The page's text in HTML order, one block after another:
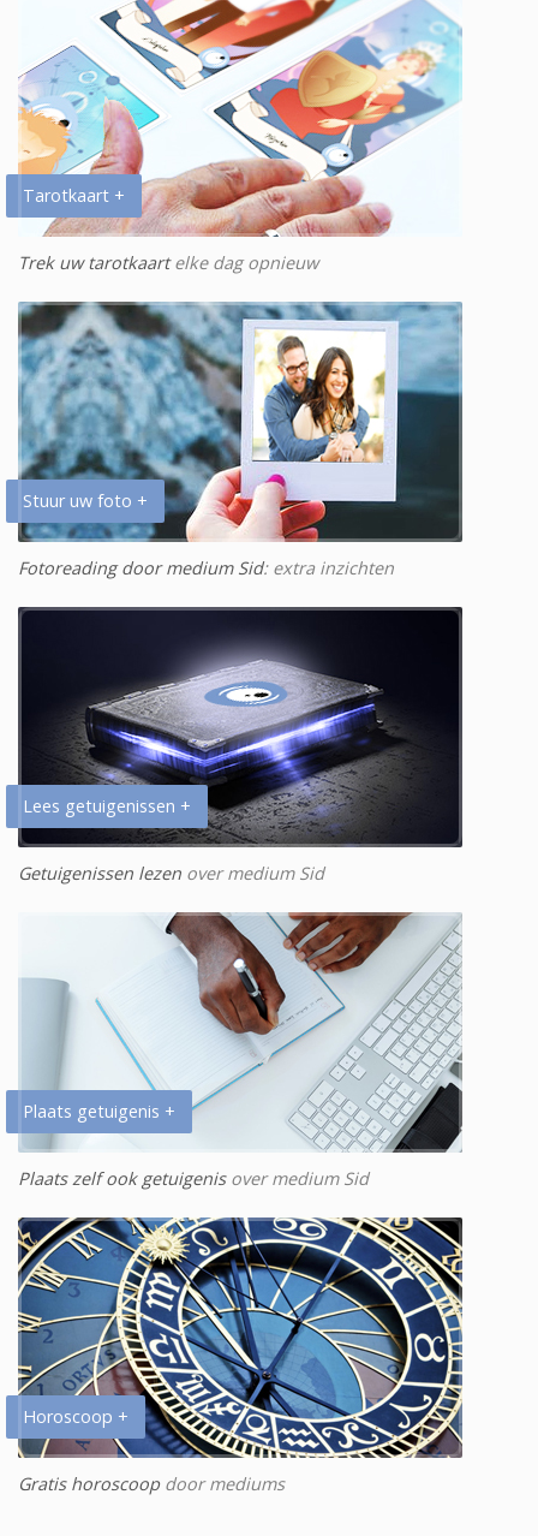
Tarotkaart +
Trek uw tarotkaartelke dag opnieuw
Stuur uw foto +
Fotoreading door medium Sid: extra inzichten
Lees getuigenissen +
Getuigenissen lezen over medium Sid
Plaats getuigenis +
Plaats zelf ook getuigenisover medium Sid
Horoscoop +
Gratis horoscoopdoor mediums